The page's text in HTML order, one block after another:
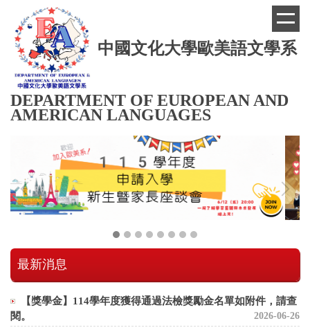
主
區
中國文化大學歐美語文學系
DEPARTMENT OF EUROPEAN AND
AMERICAN LANGUAGES
最新消息
【獎學金】114學年度獲得通過法檢獎勵金名單如附件，請查
閱。
2026-06-26